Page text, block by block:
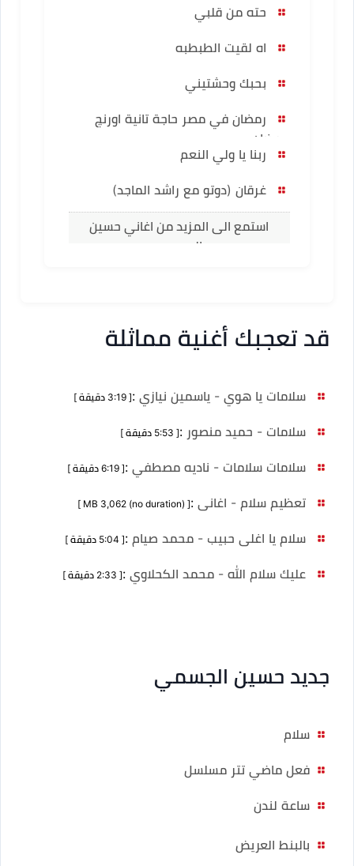
حته من قلبي
اه لقيت الطبطبه
بحبك وحشتيني
رمضان في مصر حاجة تانية اورنچ
رمضان
ربنا يا ولي النعم
غرقان (دوتو مع راشد الماجد)
استمع الى المزيد من اغاني حسين
الجسمي
قد تعجبك أغنية مماثلة
سلامات يا هوي - ياسمين نيازي :[ 3:19 دقيقة ]
سلامات - حميد منصور :[ 5:53 دقيقة ]
سلامات سلامات - ناديه مصطفي :[ 6:19 دقيقة ]
تعظيم سلام - اغانى :
[ MB 3,062 (no duration) ]
سلام يا اغلى حبيب - محمد صيام :[ 5:04 دقيقة ]
عليك سلام الله - محمد الكحلاوي :[ 2:33 دقيقة ]
جديد حسين الجسمي
سلام
فعل ماضي تتر مسلسل
ساعة لندن
بالبنط العريض